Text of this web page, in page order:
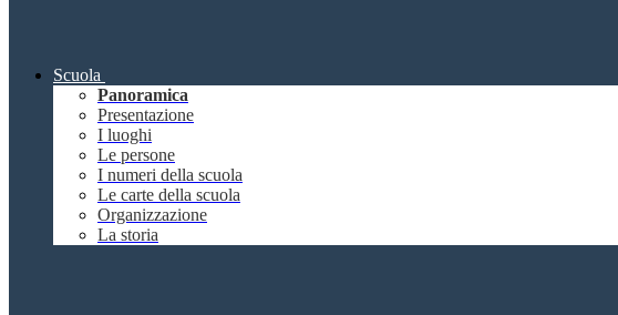
Scuola
Panoramica
Presentazione
I luoghi
Le persone
I numeri della scuola
Le carte della scuola
Organizzazione
La storia